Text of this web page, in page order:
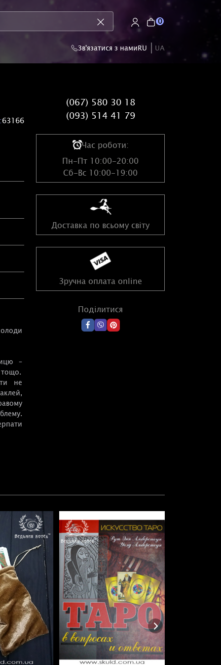
0
Зв'язатися з намиRU UA
63166
–
тощо.
не
(067) 580 30 18
(093) 514 41 79
Час роботи:
Пн-Пт 10:00-20:00
Сб-Вс 10:00-19:00
Доставка по всьому світу
Зручна оплата online
Поділитися